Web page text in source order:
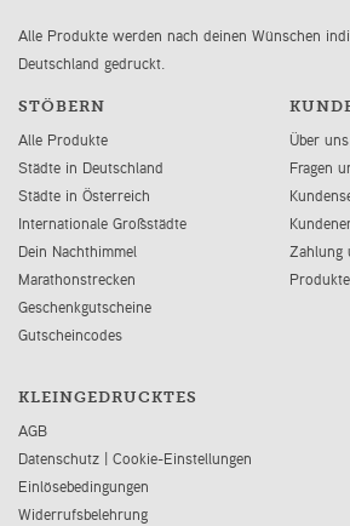
Alle Produkte werden nach deinen Wünschen
Deutschland gedruckt.
STÖBERN
Alle Produkte
Städte in Deutschland
Städte in Österreich
Internationale Großstädte
Dein Nachthimmel
Marathonstrecken
Geschenkgutscheine
Gutscheincodes
Über uns
Fragen
Zahlung
KLEINGEDRUCKTES
AGB
Datenschutz | Cookie-Einstellungen
Einlösebedingungen
Widerrufsbelehrung